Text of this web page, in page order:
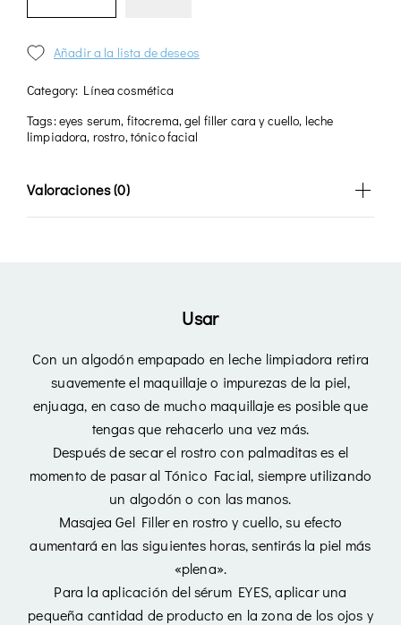
Login
Añadir a la lista de deseos
Category: Línea cosmética
Tags:eyes serum, fitocrema,gel filler cara y cuello, leche
limpiadora, rostro,tónico facial
Valoraciones (0)
Usar
Con un algodón empapado en leche limpiadora retira
suavemente el maquillaje o impurezas de la piel,
enjuaga, en caso de mucho maquillaje es posible que
tengas que rehacerlo una vez más.
Después de secar el rostro con palmaditas es el
momento de pasar al Tónico Facial, siempre utilizando
un algodón o con las manos.
Masajea Gel Filler en rostro y cuello, su efecto
aumentará en las siguientes horas, sentirás la piel más
«plena».
Para la aplicación del sérum EYES, aplicar una
pequeña cantidad de producto en la zona de los ojos y